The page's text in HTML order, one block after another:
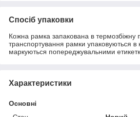
Спосіб упаковки
Кожна рамка запакована в термозбіжну
транспортування рамки упаковуються в
маркуються попереджувальними
Характеристики
Основні